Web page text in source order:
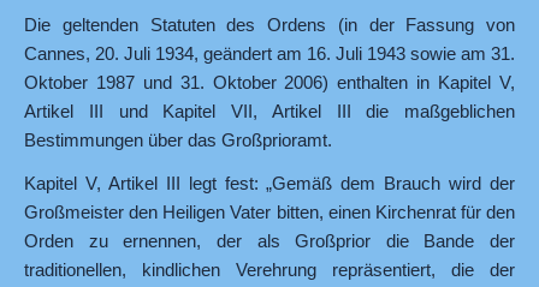
Die geltenden Statuten des Ordens (in der Fassung von
Cannes, 20. Juli 1934, geändert am 16. Juli 1943 sowie am 31.
Oktober 1987 und 31. Oktober 2006) enthalten in Kapitel V,
Artikel III und Kapitel VII, Artikel III die maßgeblichen
Bestimmungen über das Großprioramt.
Kapitel V, Artikel III legt fest: „Gemäß dem Brauch wird der
Großmeister den Heiligen Vater bitten, einen Kirchenrat für den
Orden zu ernennen, der als Großprior die Bande der
traditionellen, kindlichen Verehrung repräsentiert, die der